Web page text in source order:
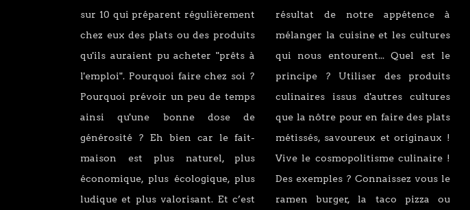
sur 10 qui préparent régulièrement
chez eux des plats ou des produits
qu'ils auraient pu acheter "prêts à
l'emploi". Pourquoi faire chez soi ?
Pourquoi prévoir un peu de temps
ainsi qu'une bonne dose de
générosité ? Eh bien car le fait-
maison est plus naturel, plus
économique, plus écologique, plus
ludique et plus valorisant. Et c’est
résultat de notre appétence à
mélanger la cuisine et les cultures
qui nous entourent... Quel est le
principe ? Utiliser des produits
culinaires issus d'autres cultures
que la nôtre pour en faire des plats
métissés, savoureux et originaux !
Vive le cosmopolitisme culinaire !
Des exemples ? Connaissez vous le
ramen burger, la taco pizza ou